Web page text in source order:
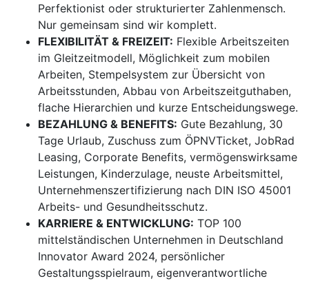
Perfektionist oder strukturierter Zahlenmensch.
Nur gemeinsam sind wir komplett.
FLEXIBILITÄT & FREIZEIT: Flexible Arbeitszeiten
im Gleitzeitmodell, Möglichkeit zum mobilen
Arbeiten, Stempelsystem zur Übersicht von
Arbeitsstunden, Abbau von Arbeitszeitguthaben,
flache Hierarchien und kurze Entscheidungswege.
BEZAHLUNG & BENEFITS: Gute Bezahlung, 30
Tage Urlaub, Zuschuss zum ÖPNVTicket, JobRad
Leasing, Corporate Benefits, vermögenswirksame
Leistungen, Kinderzulage, neuste Arbeitsmittel,
Unternehmenszertifizierung nach DIN ISO 45001
Arbeits- und Gesundheitsschutz.
KARRIERE & ENTWICKLUNG: TOP 100
mittelständischen Unternehmen in Deutschland
Innovator Award 2024, persönlicher
Gestaltungsspielraum, eigenverantwortliche